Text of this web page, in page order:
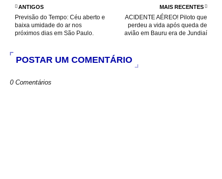
o
k
p
MAIS RECENTES
ACIDENTE AÉREO! Piloto que
perdeu a vida após queda de
avião em Bauru era de Jundiaí
ANTIGOS
Previsão do Tempo: Céu aberto e
baixa umidade do ar nos
próximos dias em São Paulo.
POSTAR UM COMENTÁRIO
0 Comentários